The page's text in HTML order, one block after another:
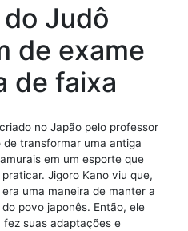
Judô
de exame
de faixa
no Japão pelo professor
transformar uma antiga
em um esporte que
Jigoro Kano viu que,
uma maneira de manter a
povo japonês. Então, ele
suas adaptações e